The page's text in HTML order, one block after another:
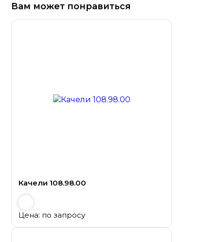
Вам может понравиться
Качели 108.98.00
Цена: по запросу